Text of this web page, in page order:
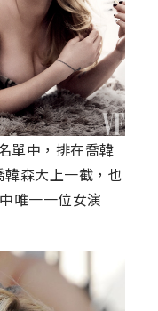
中，排在喬韓
森大上一截，也
唯一一位女演